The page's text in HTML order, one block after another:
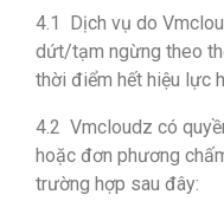
4.1 Dịch vụ do
dứt/tạm ngừng theo
thời điểm hết hiệu lực
4.2 Vmcloudz có
hoặc đơn phương
trường hợp sau đây: